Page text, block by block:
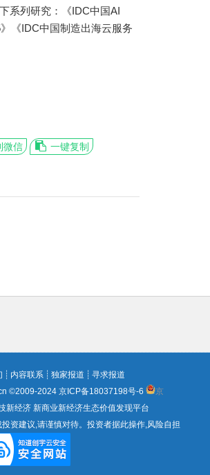
系列研究：《IDC中国AI
《IDC中国制造出海云服务
微信 一键复制
┊ 内容联系 ┊ 独家报道 ┊ 寻求报道
©2009-2024 京ICP备18037198号-6
京
新经济 新商业新经济生态价值发现平台
资建议,请谨慎对待。投资者据此操作,风险自担